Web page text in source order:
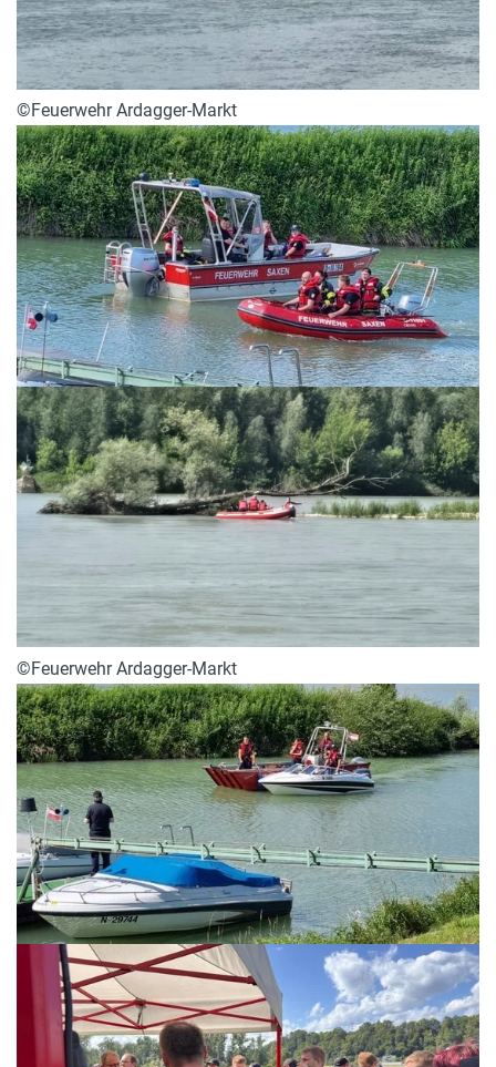
©Feuerwehr Ardagger-Markt
©Feuerwehr Ardagger-Markt